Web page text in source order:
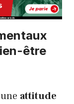
être
attitude